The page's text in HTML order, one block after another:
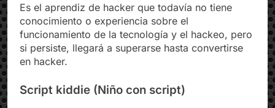
Es el aprendiz de hacker que todavía no tiene
conocimiento o experiencia sobre el
funcionamiento de la tecnología y el hackeo, pero
si persiste, llegará a superarse hasta convertirse
en hacker. ​
Script kiddie (Niño con script)